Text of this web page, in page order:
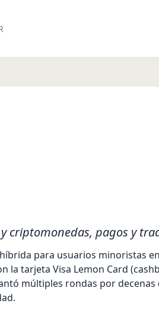
criptomonedas, pagos y
para usuarios minoristas
tarjeta Visa Lemon Card
múltiples rondas por